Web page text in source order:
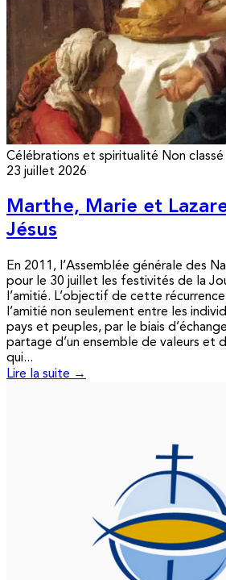
Célébrations et spiritualité Non classé
23 juillet 2026
Marthe, Marie et
Jésus
En 2011, l’Assemblée générale des
pour le 30 juillet les festivités de la
l’amitié. L’objectif de cette
l’amitié non seulement entre les
pays et peuples, par le biais
partage d’un ensemble de valeurs et
qui...
Lire la suite →